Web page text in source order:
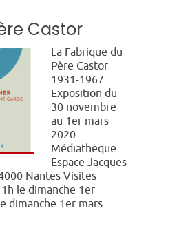
Castor
La Fabrique du
Père Castor
1931-1967
Exposition du
30 novembre
au 1er mars
2020
Médiathèque
Espace Jacques
Nantes Visites
le dimanche 1er
dimanche 1er mars